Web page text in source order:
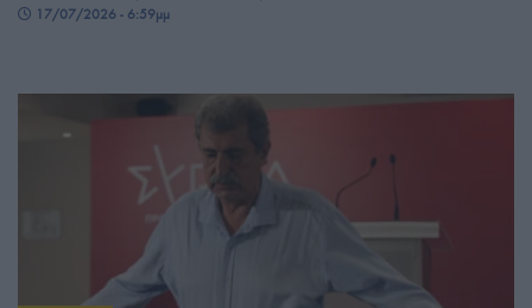
17/07/2026 - 6:59μμ